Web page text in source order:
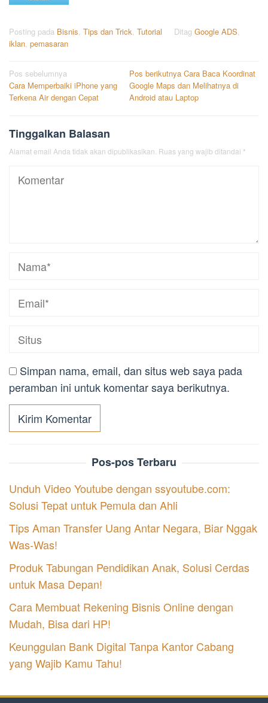
Posting pada Bisnis Tips dan Trick Tutorial Ditag Google ADS
iklan pemasaran
Navigasi
pos
Pos sebelumnya
Cara Memperbaiki iPhone yang
Terkena Air dengan Cepat
Pos berikutnyaCara Baca Koordinat
Google Maps dan Melihatnya di
Android atau Laptop
Tinggalkan Balasan
Alamat email Anda tidak akan dipublikasikan. Ruas yang wajib ditandai *
Simpan nama, email, dan situs web saya pada
peramban ini untuk komentar saya berikutnya.
Pos-pos Terbaru
Unduh Video Youtube dengan ssyoutube.com:
Solusi Tepat untuk Pemula dan Ahli
Tips Aman Transfer Uang Antar Negara, Biar Nggak
Was-Was!
Produk Tabungan Pendidikan Anak, Solusi Cerdas
untuk Masa Depan!
Cara Membuat Rekening Bisnis Online dengan
Mudah, Bisa dari HP!
Keunggulan Bank Digital Tanpa Kantor Cabang
yang Wajib Kamu Tahu!